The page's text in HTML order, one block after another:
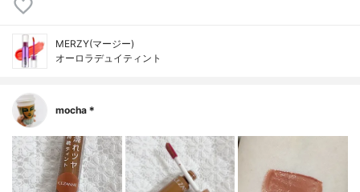
MERZY(マージー)
オーロラデュイティント
mocha＊